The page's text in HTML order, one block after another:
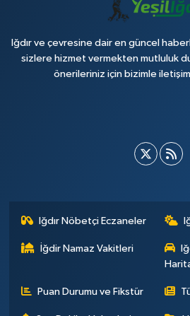
Iğdır ve çevresine dair en güncel
sizlere hizmet vermekten mutluluk
önerileriniz için bizimle
Iğdır Nöbetçi Eczaneler
İğdir Namaz Vakitleri
Puan Durumu ve Fikstür